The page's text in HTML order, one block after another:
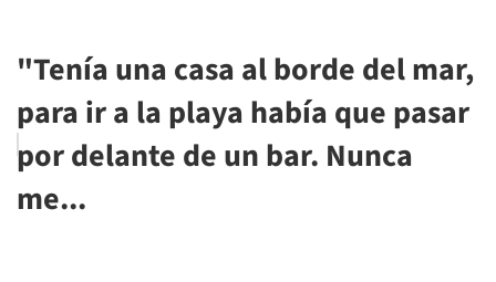
"Tenía una casa al borde del mar,
para ir a la playa había que pasar
por delante de un bar. Nunca
me...